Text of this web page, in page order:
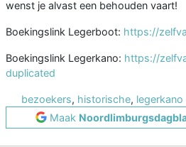
wenst je alvast een behouden vaart!
Boekingslink Legerboot: https://
Boekingslink Legerkano: https://
duplicated
bezoekers, historische, legerkano
Maak